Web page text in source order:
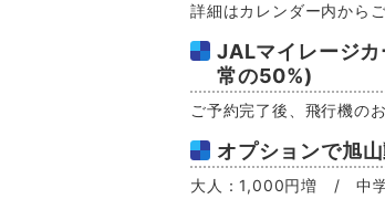
詳細はカレンダー内から
JALマイレージ
常の50%)
ご予約完了後、飛行機の
オプションで旭
大人：1,000円増 / 中学